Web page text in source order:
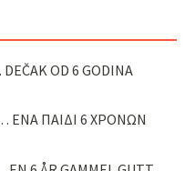
OD 6 GODINA
ΕΝΑ ΠΑΙΔΙ 6 ΧΡΟΝΩΝ